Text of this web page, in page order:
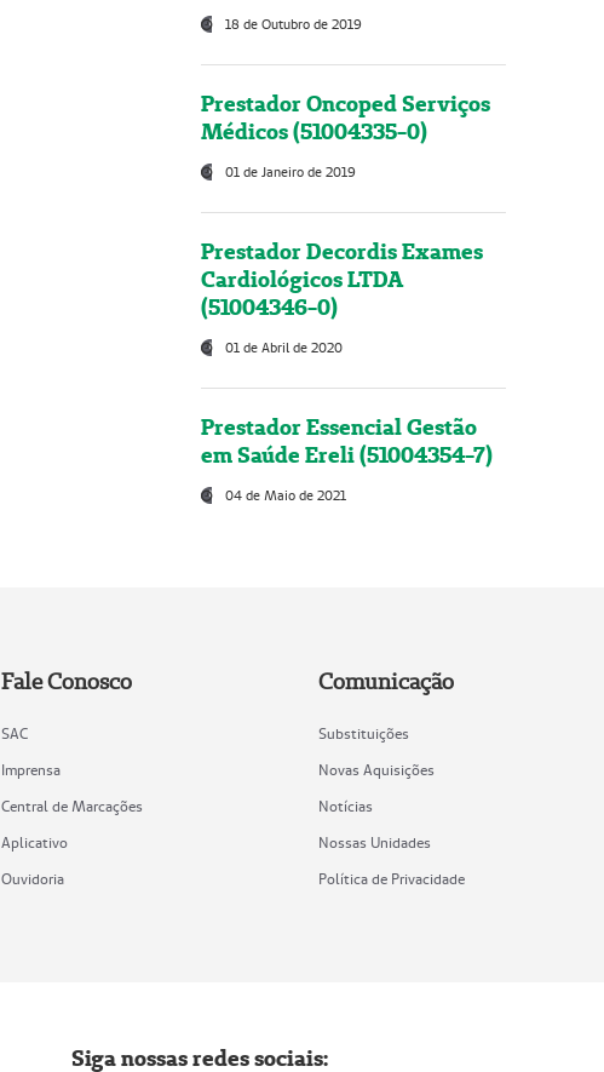
18 de Outubro de 2019
Prestador Oncoped Serviços
Médicos (51004335-0)
01 de Janeiro de 2019
Prestador Decordis Exames
Cardiológicos LTDA
(51004346-0)
01 de Abril de 2020
Prestador Essencial Gestão
em Saúde Ereli (51004354-7)
04 de Maio de 2021
Fale Conosco
SAC
Imprensa
Central de Marcações
Aplicativo
Ouvidoria
Comunicação
Substituições
Novas Aquisições
Notícias
Nossas Unidades
Política de Privacidade
Siga nossas redes sociais: